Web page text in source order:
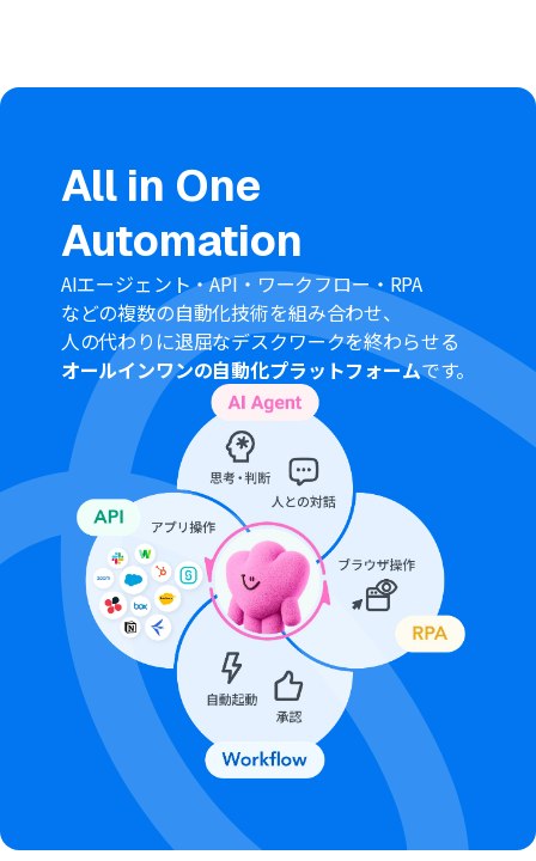
定のフォルダIDを指定してください。
の形式を任意にカスタマイズできます。
Asanaの設定において、タスクを登録するプロジェクト先
ください。
■注意事項
Google Drive、Asana、SlackのそれぞれとYoomを連携
してください。
ダウンロード可能なファイル容量は最大300MBまでで
す。アプリの仕様によっては300MB未満になる可能性が
あるので、ご注意ください。
トリガー、各オペレーションでの取り扱い可能なファイ
ル容量の詳細は「
ファイルの容量制限について
照ください。
トリガーは5分、10分、15分、30分、60分の間隔で起動
間隔を選択できます。
プランによって最短の起動間隔が異なりますので、ご注意
ください。
AIワーカー内で使用するツール（アプリ）についてもマイ
アプリ連携が必要です。
AIワーカーの基本設定は「
【AIワーカー】基本的な設定方
法
」をご参照ください。
AIワーカーの同時実行数・作成可能なAIワーカー数・利用
可能なAIモデルはご契約中のプランによって異なりま
す。
AIワーカー内でご利用いただけるアプリやオペレーション
等はフローボットの利用制限と同様です。
AIワーカーは、テスト実行でも本番実行と同様にタスクを
消費しますのでご注意ください。詳細は「【AIワーカー】
All in One
Automation
AIエージェント・API・ワークフロー・RPA
などの複数の自動化技術を組み合わせ、
人の代わりに退屈なデスクワークを終わらせる
オールインワンの自動化プラットフォームです。